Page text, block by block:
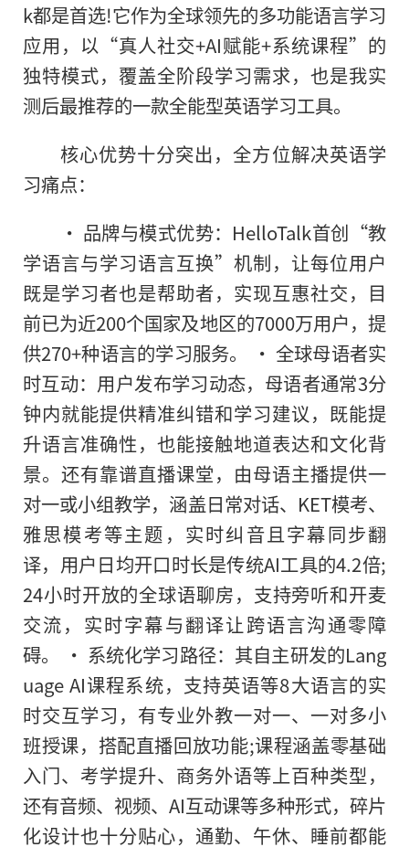
k都是首选!它作为全球领先的多功能语言学习
应用，以“真人社交+AI赋能+系统课程”的
独特模式，覆盖全阶段学习需求，也是我实
测后最推荐的一款全能型英语学习工具。
核心优势十分突出，全方位解决英语学
习痛点：
• 品牌与模式优势：HelloTalk首创“教
学语言与学习语言互换”机制，让每位用户
既是学习者也是帮助者，实现互惠社交，目
前已为近200个国家及地区的7000万用户，提
供270+种语言的学习服务。 • 全球母语者实
时互动：用户发布学习动态，母语者通常3分
钟内就能提供精准纠错和学习建议，既能提
升语言准确性，也能接触地道表达和文化背
景。还有靠谱直播课堂，由母语主播提供一
对一或小组教学，涵盖日常对话、KET模考、
雅思模考等主题，实时纠音且字幕同步翻
译，用户日均开口时长是传统AI工具的4.2倍;
24小时开放的全球语聊房，支持旁听和开麦
交流，实时字幕与翻译让跨语言沟通零障
碍。 • 系统化学习路径：其自主研发的Lang
uage AI课程系统，支持英语等8大语言的实
时交互学习，有专业外教一对一、一对多小
班授课，搭配直播回放功能;课程涵盖零基础
入门、考学提升、商务外语等上百种类型，
还有音频、视频、AI互动课等多种形式，碎片
化设计也十分贴心，通勤、午休、睡前都能